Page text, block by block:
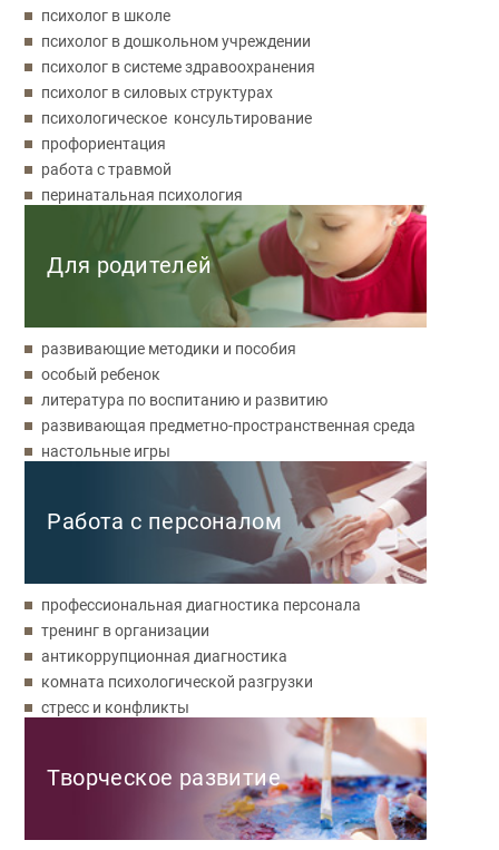
психолог в школе
психолог в дошкольном учреждении
психолог в системе здравоохранения
психолог в силовых структурах
психологическое консультирование
профориентация
работа с травмой
перинатальная психология
Для родителей
развивающие методики и пособия
особый ребенок
литература по воспитанию и развитию
развивающая предметно-пространственная среда
настольные игры
Работа с персоналом
профессиональная диагностика персонала
тренинг в организации
антикоррупционная диагностика
комната психологической разгрузки
стресс и конфликты
Творческое развитие